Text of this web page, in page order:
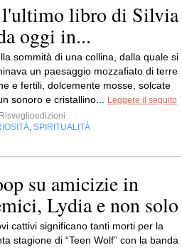
l'ultimo libro di Silvia
oggi in...
sommità di una collina, dalla quale si
un paesaggio mozzafiato di terre
e fertili, dolcemente mosse, solcate
sonoro e cristallino...
Leggere il seguito
Risveglioedizioni
SPIRITUALITÀ
su amicizie in
Lydia e non solo
cattivi significano tanti morti per la
stagione di “Teen Wolf” con la banda